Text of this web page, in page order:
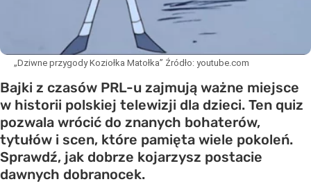
„Dziwne przygody Koziołka Matołka” Źródło: youtube.com
Bajki z czasów PRL-u zajmują ważne miejsce
w historii polskiej telewizji dla dzieci. Ten quiz
pozwala wrócić do znanych bohaterów,
tytułów i scen, które pamięta wiele pokoleń.
Sprawdź, jak dobrze kojarzysz postacie
dawnych dobranocek.